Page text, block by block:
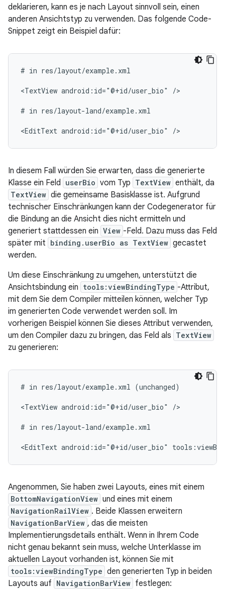
deklarieren, kann es je nach Layout sinnvoll sein, einen
anderen Ansichtstyp zu verwenden. Das folgende Code-
Snippet zeigt ein Beispiel dafür:
# in res/layout/example.xml
<TextView android:id="@+id/user_bio" />
# in res/layout-land/example.xml
<EditText android:id="@+id/user_bio"
In diesem Fall würden Sie erwarten, dass die generierte
Klasse ein Feld userBio vom Typ TextView enthält, da
TextView die gemeinsame Basisklasse ist. Aufgrund
technischer Einschränkungen kann der Codegenerator für
die Bindung an die Ansicht dies nicht ermitteln und
generiert stattdessen ein View -Feld. Dazu muss das Feld
später mit binding.userBio as TextView gecastet
werden.
Um diese Einschränkung zu umgehen, unterstützt die
Ansichtsbindung ein tools:viewBindingType -Attribut,
mit dem Sie dem Compiler mitteilen können, welcher Typ
im generierten Code verwendet werden soll. Im
vorherigen Beispiel können Sie dieses Attribut verwenden,
um den Compiler dazu zu bringen, das Feld als TextView
zu generieren:
# in res/layout/example.xml (unchanged)
<TextView android:id="@+id/user_bio" />
# in res/layout-land/example.xml
<EditText android:id="@+id/user_bio"
Angenommen, Sie haben zwei Layouts, eines mit einem
BottomNavigationView und eines mit einem
NavigationRailView . Beide Klassen erweitern
NavigationBarView , das die meisten
Implementierungsdetails enthält. Wenn in Ihrem Code
nicht genau bekannt sein muss, welche Unterklasse im
aktuellen Layout vorhanden ist, können Sie mit
tools:viewBindingType den generierten Typ in beiden
Layouts auf NavigationBarView festlegen: